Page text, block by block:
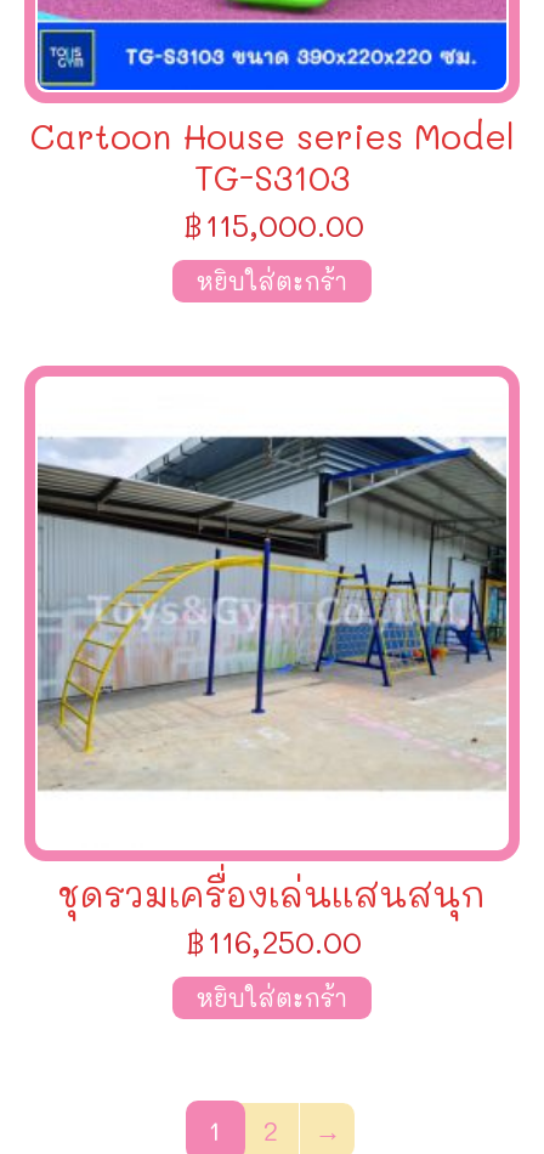
Cartoon House series Model
TG-S3103
฿115,000.00
หยิบใส่ตะกร้า
ชุดรวมเครื่องเล่นเเสนสนุก
฿116,250.00
หยิบใส่ตะกร้า
1 2 →